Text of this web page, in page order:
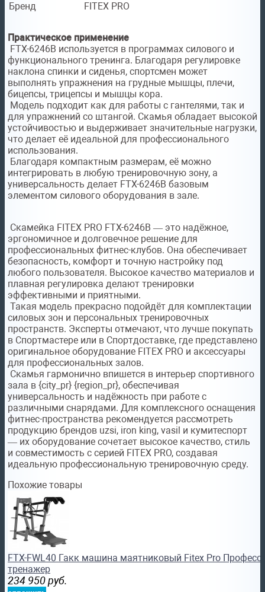
Бренд FITEX PRO
Практическое применение
FTX-6246B используется в программах силового и
функционального тренинга. Благодаря регулировке
наклона спинки и сиденья, спортсмен может
выполнять упражнения на грудные мышцы, плечи,
бицепсы, трицепсы и мышцы кора.
Модель подходит как для работы с гантелями, так и
для упражнений со штангой. Скамья обладает высокой
устойчивостью и выдерживает значительные нагрузки,
что делает её идеальной для профессионального
использования.
Благодаря компактным размерам, её можно
интегрировать в любую тренировочную зону, а
универсальность делает FTX-6246B базовым
элементом силового оборудования в зале.
Скамейка FITEX PRO FTX-6246B — это надёжное,
эргономичное и долговечное решение для
профессиональных фитнес-клубов. Она обеспечивает
безопасность, комфорт и точную настройку под
любого пользователя. Высокое качество материалов и
плавная регулировка делают тренировки
эффективными и приятными.
Такая модель прекрасно подойдёт для комплектации
силовых зон и персональных тренировочных
пространств. Эксперты отмечают, что лучше покупать
в Спортмастере или в Спортдоставке, где представлено
оригинальное оборудование FITEX PRO и аксессуары
для профессиональных залов.
Скамья гармонично впишется в интерьер спортивного
зала в {city_pr} {region_pr}, обеспечивая
универсальность и надёжность при работе с
различными снарядами. Для комплексного оснащения
фитнес-пространства рекомендуется рассмотреть
продукцию брендов uzsi, iron king, vasil и кумитеспорт
— их оборудование сочетает высокое качество, стиль
и совместимость с серией FITEX PRO, создавая
идеальную профессиональную тренировочную среду.
Похожие товары
FTX-FWL40 Гакк машина маятниковый Fitex Pro
тренажер
234 950 руб.